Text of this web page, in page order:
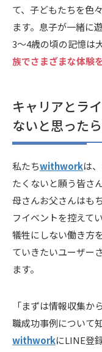
て、子どもたちを色
ます。息子が一緒に
3〜4歳の頃の記憶は
族でさまざまな体験
キャリアとラ
ないと思ったら
私たちwithworkは
たくないと願う皆さ
母さんお父さんはも
フイベントを控えて
犠牲にしない働き方
ていきたいユーザーさ
ます。
「まずは情報収集
職成功事例について
withworkにLINE登